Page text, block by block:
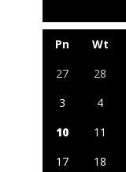
Pn Wt
27
28
3
4
10
11
17
18